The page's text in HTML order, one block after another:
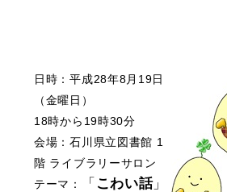
日時：平成28年8月19日
（金曜日）
18時から19時30分
会場：石川県立図書館 1
階 ライブラリーサロン
テーマ：
「 こわい話」